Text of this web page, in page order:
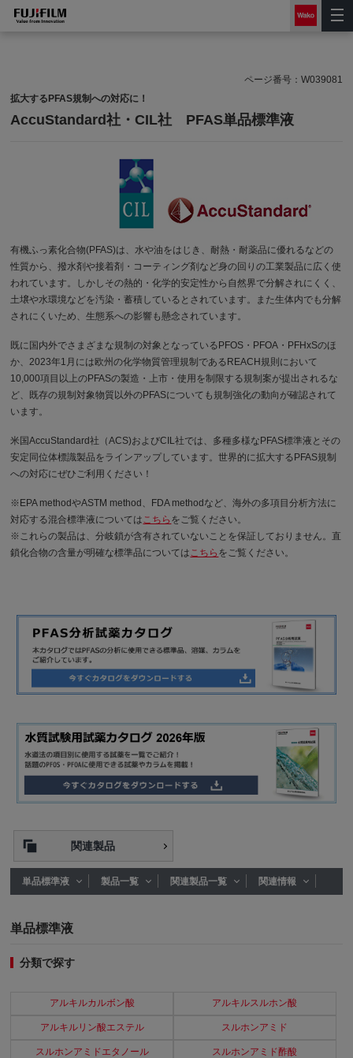
ページ番号： W039081
拡大するPFAS規制への対応に！
AccuStandard社・CIL社 PFAS単品標準液
有機ふっ素化合物(PFAS)は、水や油をはじき、耐熱・耐薬品に優れるなどの
性質から、撥水剤や接着剤・コーティング剤など身の回りの工業製品に広く使
われています。しかしその熱的・化学的安定性から自然界で分解されにくく、
土壌や水環境などを汚染・蓄積しているとされています。また生体内でも分解
されにくいため、生態系への影響も懸念されています。
既に国内外でさまざまな規制の対象となっているPFOS・PFOA・PFHxSのほ
か、2023年1月には欧州の化学物質管理規制であるREACH規則において
10,000項目以上のPFASの製造・上市・使用を制限する規制案が提出されるな
ど、既存の規制対象物質以外のPFASについても規制強化の動向が確認されて
います。
米国AccuStandard社（ACS)およびCIL社では、多種多様なPFAS標準液とその
安定同位体標識製品をラインアップしています。世界的に拡大するPFAS規制
への対応にぜひご利用ください！
※EPA methodやASTM method、FDA methodなど、海外の多項目分析方法に
対応する混合標準液についてはこちら をご覧ください。
※これらの製品は、分岐鎖が含有されていないことを保証しておりません。直
鎖化合物の含量が明確な標準品についてはこちら をご覧ください。
関連製品
単品標準液 製品一覧 関連製品一覧 関連情報
単品標準液
分類で探す
アルキルカルボン酸 アルキルスルホン酸
アルキルリン酸エステル スルホンアミド
スルホンアミドエタノール スルホンアミド酢酸